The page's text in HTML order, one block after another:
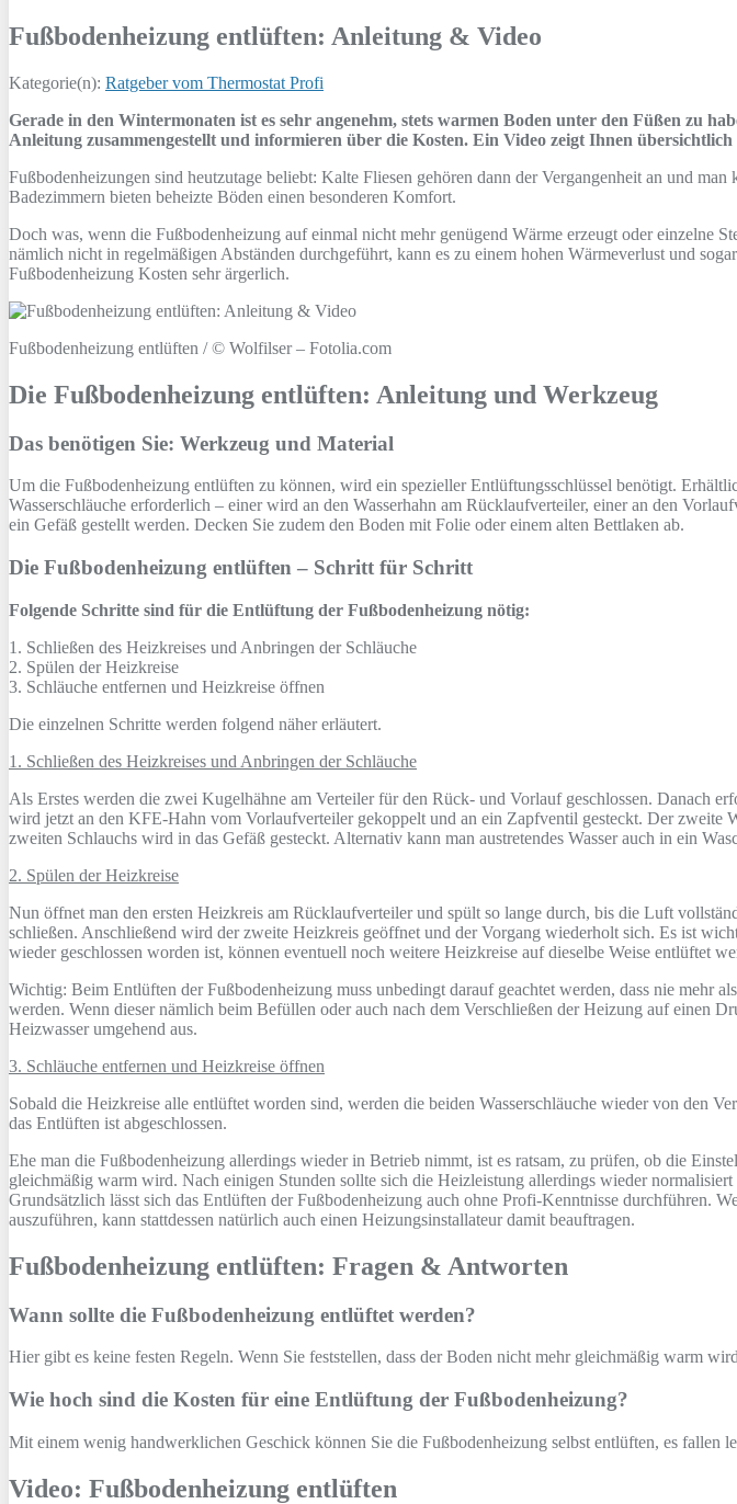
Fußbodenheizung entlüften: Anleitung & Video
Kategorie(n): Ratgeber vom Thermostat Profi
Gerade in den Wintermonaten ist es sehr angenehm, stets warmen Boden unter den Füßen zu
Anleitung zusammengestellt und informieren über die Kosten. Ein Video zeigt Ihnen
Fußbodenheizungen sind heutzutage beliebt: Kalte Fliesen gehören dann der Vergangenheit an und
Badezimmern bieten beheizte Böden einen besonderen Komfort.
Doch was, wenn die Fußbodenheizung auf einmal nicht mehr genügend Wärme erzeugt oder einzelne
nämlich nicht in regelmäßigen Abständen durchgeführt, kann es zu einem hohen Wärmeverlust und
Fußbodenheizung Kosten sehr ärgerlich.
Fußbodenheizung entlüften / © Wolfilser – Fotolia.com
Die Fußbodenheizung entlüften: Anleitung und Werkzeug
Das benötigen Sie: Werkzeug und Material
Um die Fußbodenheizung entlüften zu können, wird ein spezieller Entlüftungsschlüssel benötigt.
Wasserschläuche erforderlich – einer wird an den Wasserhahn am Rücklaufverteiler, einer an den
ein Gefäß gestellt werden. Decken Sie zudem den Boden mit Folie oder einem alten Bettlaken ab.
Die Fußbodenheizung entlüften – Schritt für Schritt
Folgende Schritte sind für die Entlüftung der Fußbodenheizung nötig:
1. Schließen des Heizkreises und Anbringen der Schläuche
2. Spülen der Heizkreise
3. Schläuche entfernen und Heizkreise öffnen
Die einzelnen Schritte werden folgend näher erläutert.
1. Schließen des Heizkreises und Anbringen der Schläuche
Als Erstes werden die zwei Kugelhähne am Verteiler für den Rück- und Vorlauf geschlossen. Danach
wird jetzt an den KFE-Hahn vom Vorlaufverteiler gekoppelt und an ein Zapfventil gesteckt. Der zweite
zweiten Schlauchs wird in das Gefäß gesteckt. Alternativ kann man austretendes Wasser auch in ein
2. Spülen der Heizkreise
Nun öffnet man den ersten Heizkreis am Rücklaufverteiler und spült so lange durch, bis die Luft
schließen. Anschließend wird der zweite Heizkreis geöffnet und der Vorgang wiederholt sich. Es ist
wieder geschlossen worden ist, können eventuell noch weitere Heizkreise auf dieselbe Weise entlüftet
Wichtig: Beim Entlüften der Fußbodenheizung muss unbedingt darauf geachtet werden, dass nie
werden. Wenn dieser nämlich beim Befüllen oder auch nach dem Verschließen der Heizung auf einen
Heizwasser umgehend aus.
3. Schläuche entfernen und Heizkreise öffnen
Sobald die Heizkreise alle entlüftet worden sind, werden die beiden Wasserschläuche wieder von den
das Entlüften ist abgeschlossen.
Ehe man die Fußbodenheizung allerdings wieder in Betrieb nimmt, ist es ratsam, zu prüfen, ob die
gleichmäßig warm wird. Nach einigen Stunden sollte sich die Heizleistung allerdings wieder normalisiert
Grundsätzlich lässt sich das Entlüften der Fußbodenheizung auch ohne Profi-Kenntnisse durchführen.
auszuführen, kann stattdessen natürlich auch einen Heizungsinstallateur damit beauftragen.
Fußbodenheizung entlüften: Fragen & Antworten
Wann sollte die Fußbodenheizung entlüftet werden?
Hier gibt es keine festen Regeln. Wenn Sie feststellen, dass der Boden nicht mehr gleichmäßig warm
Wie hoch sind die Kosten für eine Entlüftung der Fußbodenheizung?
Mit einem wenig handwerklichen Geschick können Sie die Fußbodenheizung selbst entlüften, es fallen
Video: Fußbodenheizung entlüften